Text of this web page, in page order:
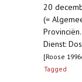
20
(=
Dienst:
[Roose
Tagged